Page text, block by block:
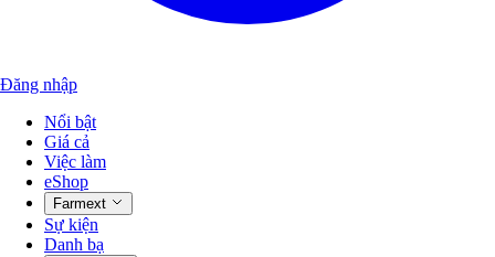
Đăng nhập
Nổi bật
Giá cả
Việc làm
eShop
Farmext
Sự kiện
Danh bạ